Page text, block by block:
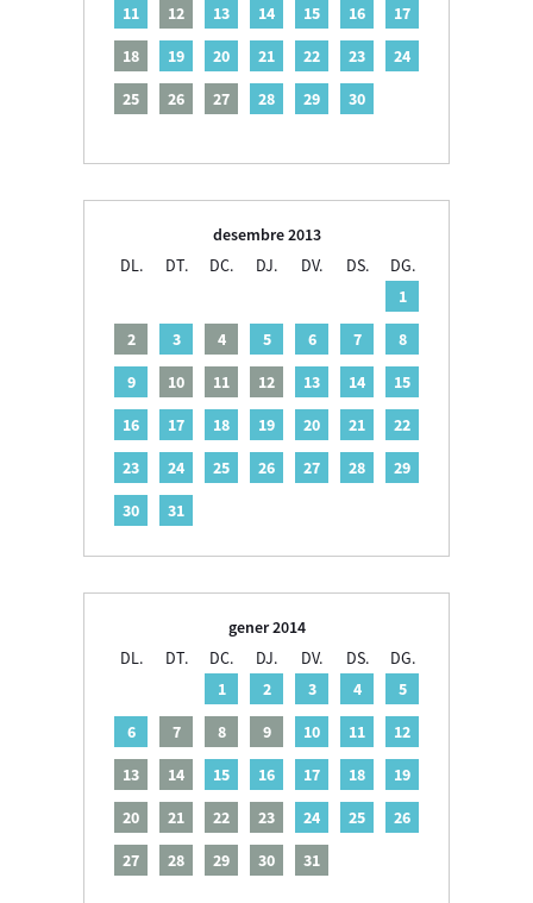
11
12 13 14 15 16
17
18
19 20 21 22 23
24
25
26 27 28 29 30
desembre 2013
DL.
DT. DC. DJ. DV. DS.
DG.
1
2
3 4 5 6 7
8
9
10 11 12 13 14
15
16
17 18 19 20 21
22
23
24 25 26 27 28
29
30
31
gener 2014
DL.
DT. DC. DJ. DV. DS.
DG.
1
2 3 4
5
6
7 8 9 10 11
12
13
14 15 16 17 18
19
20
21 22 23 24 25
26
27
28 29 30 31